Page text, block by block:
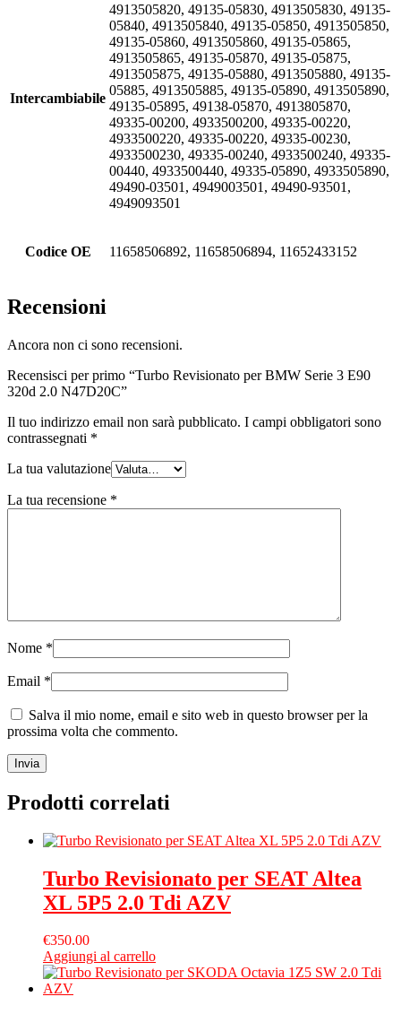
Intercambiabile
4913505820, 49135-05830, 4913505830, 49135-
05840, 4913505840, 49135-05850, 4913505850,
49135-05860, 4913505860, 49135-05865,
4913505865, 49135-05870, 49135-05875,
4913505875, 49135-05880, 4913505880, 49135-
05885, 4913505885, 49135-05890, 4913505890,
49135-05895, 49138-05870, 4913805870,
49335-00200, 4933500200, 49335-00220,
4933500220, 49335-00220, 49335-00230,
4933500230, 49335-00240, 4933500240, 49335-
00440, 4933500440, 49335-05890, 4933505890,
49490-03501, 4949003501, 49490-93501,
4949093501
Codice OE 11658506892, 11658506894, 11652433152
Recensioni
Ancora non ci sono recensioni.
Recensisci per primo “Turbo Revisionato per BMW Serie 3 E90
320d 2.0 N47D20C”
Il tuo indirizzo email non sarà pubblicato. I campi obbligatori sono
contrassegnati *
La tua valutazione
La tua recensione *
Nome *
Email *
Salva il mio nome, email e sito web in questo browser per la
prossima volta che commento.
Prodotti correlati
Turbo Revisionato per SEAT Altea
XL 5P5 2.0 Tdi AZV
€350.00
Aggiungi al carrello